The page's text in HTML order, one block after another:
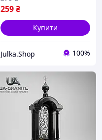
259₴
Купити
Julka.Shop 100%